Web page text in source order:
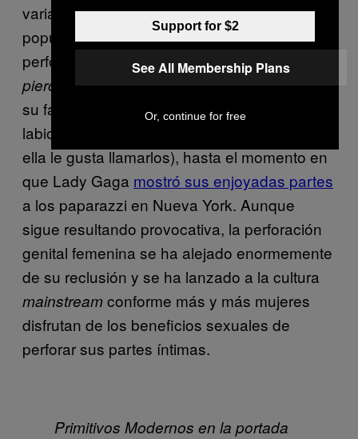
varias celebridades conpiercingsredefinió la
popularidad y la disponibilidad de la
perforación genital: desde las fiestas de
piercingsorganizadas por Janet Jackson y
su falta de recato a la hora de hablar de sus
labios genitales (o su «
ella le gusta llamarlos), hasta el momento en
que Lady Gaga mostró sus enjoyadas partes
a los paparazzi en Nueva York. Aunque
sigue resultando provocativa, la perforación
genital femenina se ha alejado enormemente
de su reclusión y se ha lanzado a la cultura
mainstreamconforme más y más mujeres
disfrutan de los beneficios sexuales de
perforar sus partes íntimas.
Primitivos Modernos en la portada
Support for $2
See All Membership Plans
Or, continue for free